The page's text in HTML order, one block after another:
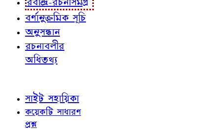
বর্ণানুক্রমিক সূচি
অনুসন্ধান
রচনাবলীর
অধিতথ্য
সাইট সহায়িকা
কয়েকটি সাধারণ
প্রশ্ন